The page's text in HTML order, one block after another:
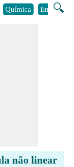
🔍
Química
não linear